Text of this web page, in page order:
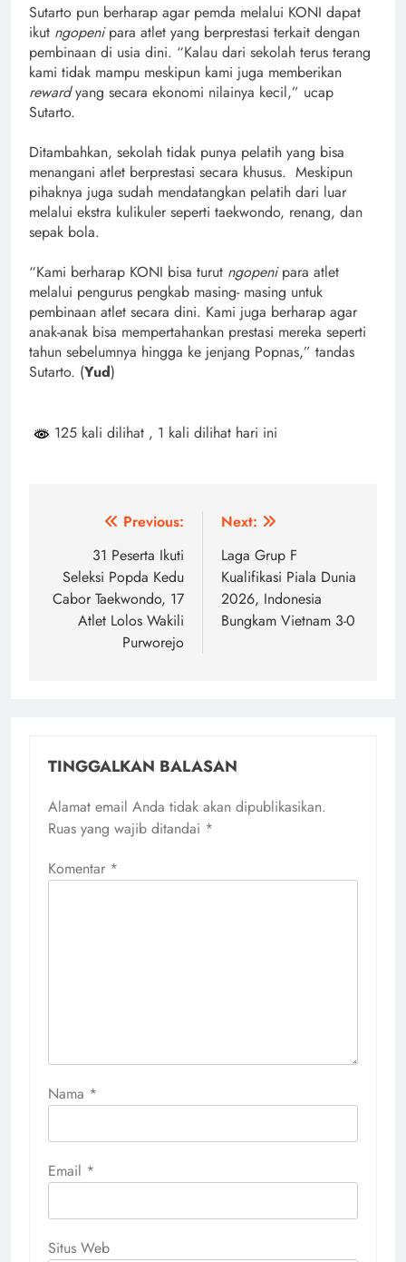
Sutarto pun berharap agar pemda melalui KONI dapat
ikut ngopenipara atlet yang berprestasi terkait dengan
pembinaan di usia dini. “Kalau dari sekolah terus terang
kami tidak mampu meskipun kami juga memberikan
rewardyang secara ekonomi nilainya kecil,” ucap
Sutarto.
Ditambahkan, sekolah tidak punya pelatih yang bisa
menangani atlet berprestasi secara khusus. Meskipun
pihaknya juga sudah mendatangkan pelatih dari luar
melalui ekstra kulikuler seperti taekwondo, renang, dan
sepak bola.
“Kami berharap KONI bisa turut ngopenipara atlet
melalui pengurus pengkab masing- masing untuk
pembinaan atlet secara dini. Kami juga berharap agar
anak-anak bisa mempertahankan prestasi mereka seperti
tahun sebelumnya hingga ke jenjang Popnas,” tandas
Sutarto. (Yud)
125 kali dilihat , 1 kali dilihat hari ini
NavigasiPrevious:
31 Peserta Ikuti
Seleksi Popda Kedu
Cabor Taekwondo, 17
Atlet Lolos Wakili
Purworejo
Next:
Laga Grup F
Kualifikasi Piala Dunia
2026, Indonesia
Bungkam Vietnam 3-0
TINGGALKAN BALASAN
Alamat email Anda tidak akan dipublikasikan.
Ruas yang wajib ditandai *
Komentar *
Nama *
Email *
Situs Web